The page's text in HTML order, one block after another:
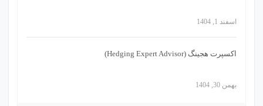
اسفند 1, 1404
اکسپرت هجینگ (Hedging Expert Advisor)
بهمن 30, 1404